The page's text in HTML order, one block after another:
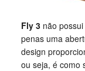
Fly 3 não
penas uma
design
ou seja, é como